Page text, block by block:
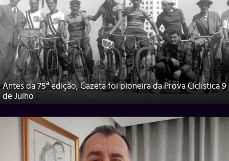
Antes da 75ª edição, Gazeta foi pioneira da Prova Ciclística 9
de Julho